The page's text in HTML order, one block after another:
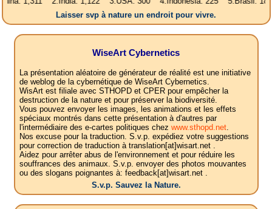
Laisser svp à nature un endroit pour vivre.
WiseArt Cybernetics
La présentation aléatoire de générateur de réalité est une initiative
de weblog de la cybernétique de WiseArt Cybernetics.
WisArt est filiale avec STHOPD et CPER pour empêcher la
destruction de la nature et pour préserver la biodiversité.
Vous pouvez envoyer les images, les animations et les effets
spéciaux montrés dans cette présentation à d'autres par
l'intermédiaire des e-cartes politiques chez www.sthopd.net.
Nos excuse pour la traduction. S.v.p. expédiez votre suggestions
pour correction de traduction à translation[at]wisart.net .
Aidez pour arrêter abus de l'environnement et pour réduire les
souffrances des animaux. S.v.p. envoyer des photos mouvantes
ou des slogans poignantes à: feedback[at]wisart.net .
S.v.p. Sauvez la Nature.